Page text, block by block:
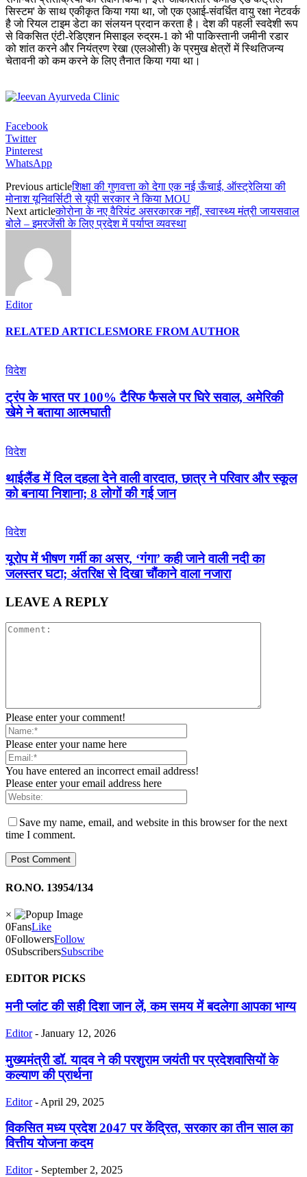
सिस्टम' के साथ एकीकृत किया गया था, जो एक एआई-संवर्धित वायु रक्षा नेटवर्क
है जो रियल टाइम डेटा का संलयन प्रदान करता है। देश की पहली स्वदेशी रूप
से विकसित एंटी-रेडिएशन मिसाइल रुद्रम-1 को भी पाकिस्तानी जमीनी रडार
को शांत करने और नियंत्रण रेखा (एलओसी) के प्रमुख क्षेत्रों में स्थितिजन्य
चेतावनी को कम करने के लिए तैनात किया गया था।
Facebook
Twitter
Pinterest
WhatsApp
Previous articleशिक्षा की गुणवत्ता को देगा एक नई ऊँचाई, ऑस्ट्रेलिया की
मोनाश यूनिवर्सिटी से यूपी सरकार ने किया MOU
Next articleकोरोना के नए वैरियंट असरकारक नहीं, स्वास्थ्य मंत्री जायसवाल
बोले – इमरजेंसी के लिए प्रदेश में पर्याप्त व्यवस्था
Editor
RELATED ARTICLESMORE FROM AUTHOR
विदेश
ट्रंप के भारत पर 100% टैरिफ फैसले पर घिरे सवाल, अमेरिकी
खेमे ने बताया आत्मघाती
विदेश
थाईलैंड में दिल दहला देने वाली वारदात, छात्र ने परिवार और स्कूल
को बनाया निशाना; 8 लोगों की गई जान
विदेश
यूरोप में भीषण गर्मी का असर, ‘गंगा’ कही जाने वाली नदी का
जलस्तर घटा; अंतरिक्ष से दिखा चौंकाने वाला नजारा
LEAVE A REPLY
Please enter your comment!
Please enter your name here
You have entered an incorrect email address!
Please enter your email address here
Save my name, email, and website in this browser for the next
time I comment.
RO.NO. 13954/134
×
0FansLike
0FollowersFollow
0SubscribersSubscribe
EDITOR PICKS
मनी प्लांट की सही दिशा जान लें, कम समय में बदलेगा आपका भाग्य
Editor - January 12, 2026
मुख्यमंत्री डॉ. यादव ने की परशुराम जयंती पर प्रदेशवासियों के
कल्याण की प्रार्थना
Editor - April 29, 2025
विकसित मध्य प्रदेश 2047 पर केंद्रित, सरकार का तीन साल का
वित्तीय योजना कदम
Editor - September 2, 2025